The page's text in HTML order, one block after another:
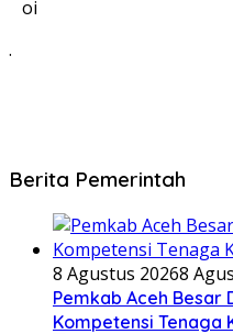
oi
.
Berita Pemerintah
8 Agustus 20268
Pemkab Aceh Besar
Kompetensi Tenaga